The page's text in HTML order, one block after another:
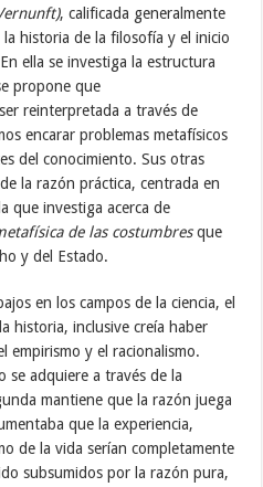
, calificada generalmente
historia de la filosofía y el inicio
ella se investiga la estructura
propone que
reinterpretada a través de
encarar problemas metafísicos
del conocimiento. Sus otras
la razón práctica, centrada en
que investiga acerca de
de las costumbresque
y del Estado.
en los campos de la ciencia, el
historia, inclusive creía haber
empirismo y el racionalismo.
se adquiere a través de la
mantiene que la razón juega
que la experiencia,
de la vida serían completamente
subsumidos por la razón pura,